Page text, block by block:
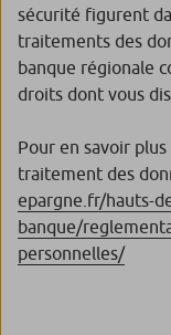
sécurité figurent
traitements des
banque régionale
droits dont vous
Pour en savoir
traitement des
epargne.fr/hauts-
banque/
personnelles/